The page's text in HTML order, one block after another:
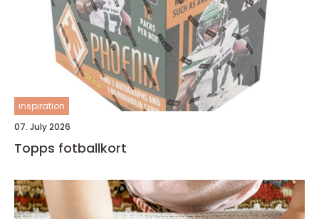
inspiration
07. July 2026
Topps fotballkort